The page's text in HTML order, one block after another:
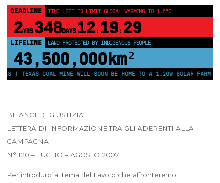
DEADLINE TIME LEFT TO LIMIT GLOBAL WARMING TO 1.5°C
2YRS 348DAYS 12: 19: 28
LIFELINE LAND PROTECTED BY INDIGENOUS PEOPLE
43,500,000km²
COAL MINE WILL SOON BE HOME TO A 1.2GW SOLAR FARM | CHINA
BILANCI DI GIUSTIZIA
LETTERA DI INFORMAZIONE TRA GLI ADERENTI ALLA
CAMPAGNA
N° 120 – LUGLIO – AGOSTO 2007
Per introdurci al tema del Lavoro che affronteremo